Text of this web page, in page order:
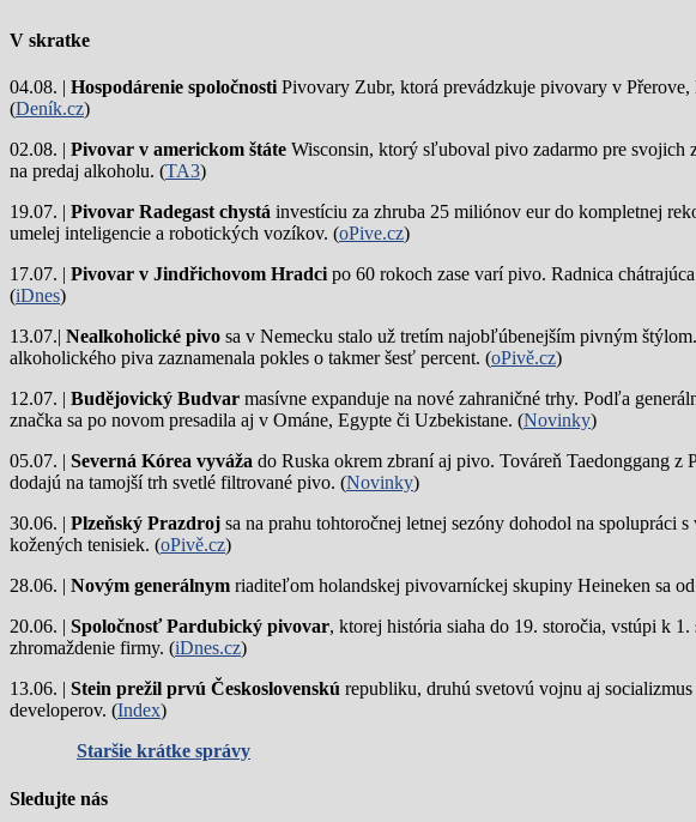
V skratke
04.08. | Hospodárenie spoločnosti Pivovary Zubr, ktorá prevádzkuje pivovary v
(Deník.cz)
02.08. | Pivovar v americkom štáte Wisconsin, ktorý sľuboval pivo zadarmo pre svojich
na predaj alkoholu. (TA3)
19.07. | Pivovar Radegast chystá investíciu za zhruba 25 miliónov eur do kompletnej
umelej inteligencie a robotických vozíkov. (oPive.cz)
17.07. | Pivovar v Jindřichovom Hradci po 60 rokoch zase varí pivo. Radnica
(iDnes)
13.07.| Nealkoholické pivo sa v Nemecku stalo už tretím najobľúbenejším pivným
alkoholického piva zaznamenala pokles o takmer šesť percent. (oPivě.cz)
12.07. | Budějovický Budvar masívne expanduje na nové zahraničné trhy. Podľa
značka sa po novom presadila aj v Ománe, Egypte či Uzbekistane. (Novinky)
05.07. | Severná Kórea vyváža do Ruska okrem zbraní aj pivo. Továreň Taedonggang
dodajú na tamojší trh svetlé filtrované pivo. (Novinky)
30.06. | Plzeňský Prazdroj sa na prahu tohtoročnej letnej sezóny dohodol na
kožených tenisiek. (oPivě.cz)
28.06. | Novým generálnym riaditeľom holandskej pivovarníckej skupiny Heineken sa
20.06. | Spoločnosť Pardubický pivovar, ktorej história siaha do 19. storočia, vstúpi k
zhromaždenie firmy. (iDnes.cz)
13.06. | Stein prežil prvú Československú republiku, druhú svetovú vojnu aj
developerov. (Index)
Staršie krátke správy
Sledujte nás